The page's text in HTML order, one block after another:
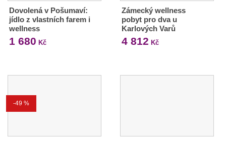
Dovolená v Pošumaví:
jídlo z vlastních farem i
wellness
1 680 Kč
Zámecký wellness
pobyt pro dva u
Karlových Varů
4 812 Kč
-49 %